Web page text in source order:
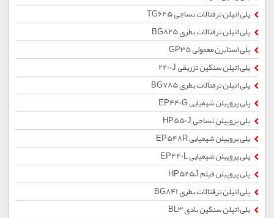
پلی اتیلن ترفتالات نساجی TG645
پلی اتیلن ترفتالات بطری BG825
پلی استایرن معمولی GP35
پلی اتیلن سنگین تزریقی 2200J
پلی اتیلن ترفتالات بطری BG785
پلی پروپیلن شیمیایی EP440G
پلی پروپیلن نساجی HP550J
پلی پروپیلن شیمیایی EP548R
پلی پروپیلن شیمیایی EP440L
پلی پروپیلن فیلم HP525J
پلی اتیلن ترفتالات بطری BG841
پلی اتیلن سنگین بادی BL3